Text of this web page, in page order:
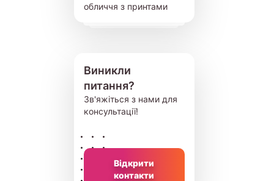
обличчя з принтами
Виникли
питання?
Зв'яжіться з нами для
консультації!
Відкрити
контакти